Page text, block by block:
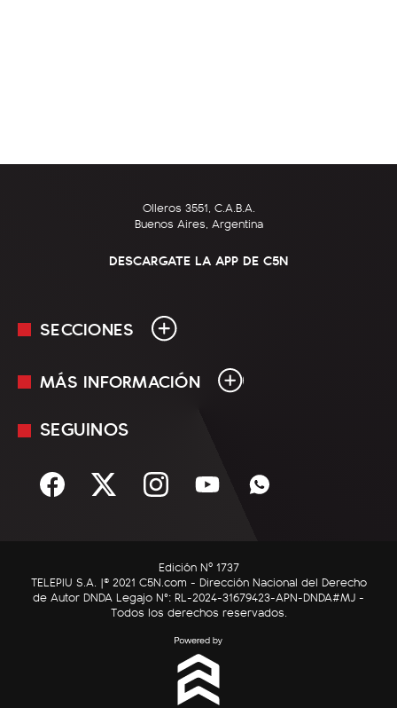
Olleros 3551, C.A.B.A.
Buenos Aires, Argentina
DESCARGATE LA APP DE C5N
SECCIONES
En Vivo
Sociedad
C5N Autos
RatingCero
MÁS INFORMACIÓN
Mediakit
Términos y condiciones
SEGUINOS
Edición Nº 1737
TELEPIU S.A. |© 2021 C5N.com - Dirección Nacional del Derecho
de Autor DNDA Legajo N°: RL-2024-31679423-APN-DNDA#MJ -
Todos los derechos reservados.